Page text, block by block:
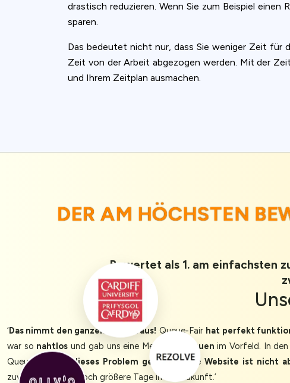
drastisch reduzieren. Wenn Sie zum Beispiel einen
sparen.
Das bedeutet nicht nur, dass Sie weniger Zeit für
Zeit von der Arbeit abgezogen werden. Mit der
und Ihrem Zeitplan ausmachen.
DER AM HÖCHSTEN
Bewertet als 1. am einfachsten
‘Das nimmt den ganzen Stress raus! Queue-Fair hat perfekt
war so nahtlos und gab uns eine Menge Vertrauen im Vorfeld. In
Queue-Fair
hat dieses Problem gelöst, unsereWebsite ist nicht
zuversichtlich für noch größere Tage in der Zukunft.’